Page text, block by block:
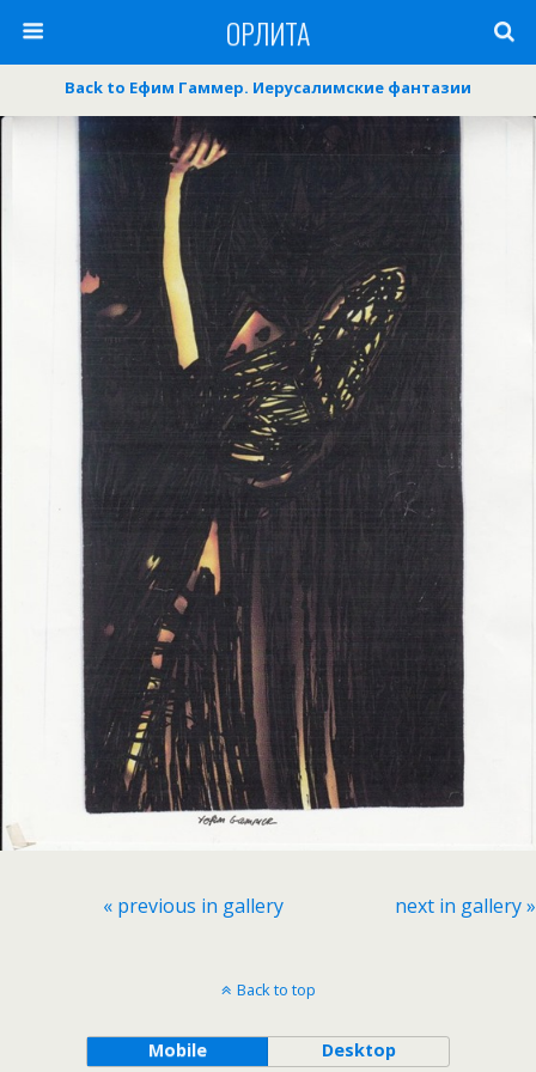
ОРЛИТА
Back to Ефим Гаммер. Иерусалимские фантазии
« previous in gallery next in gallery »
Back to top
Mobile Desktop